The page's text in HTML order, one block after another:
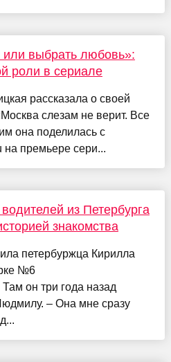
или выбрать любовь»:
роли в сериале
рассказала о своей
слезам не верит. Все
она поделилась с
на премьере сери...
из Петербурга
знакомства
петербуржца Кирилла
№6
он три года назад
– Она мне сразу